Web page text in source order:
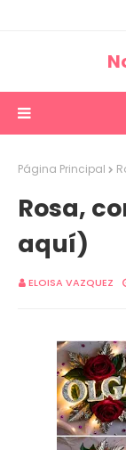
Página Principal
Rosa,
aquí)
ELOISA VAZQUEZ